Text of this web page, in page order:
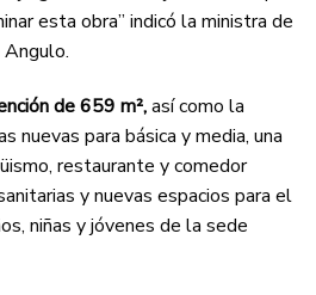
esta obra” indicó la ministra de
Angulo.
de 659 m²,así como la
nuevas para básica y media, una
restaurante y comedor
y nuevas espacios para el
niñas y jóvenes de la sede